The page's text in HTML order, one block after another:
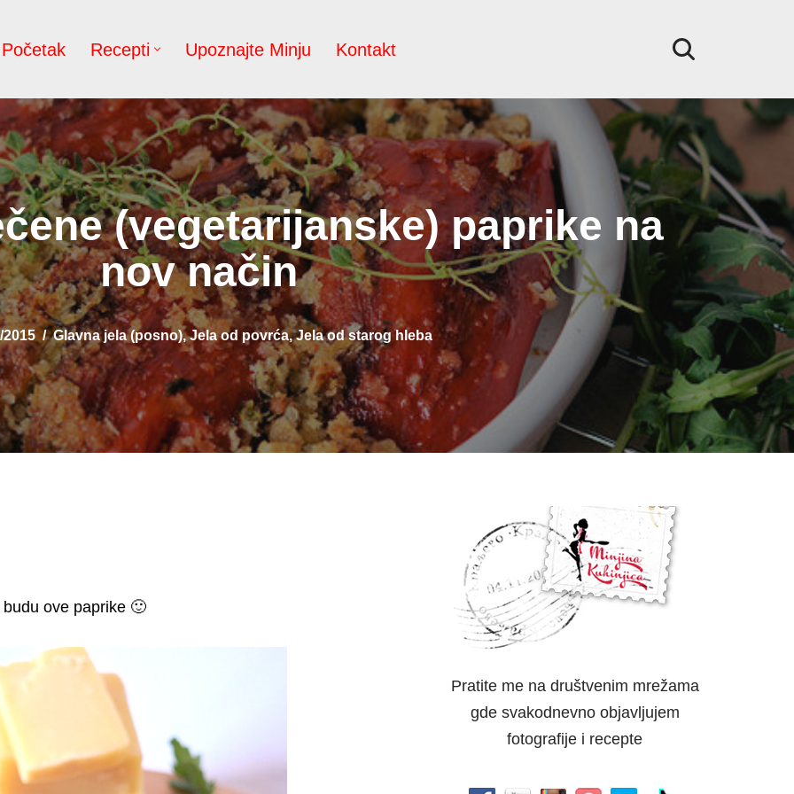
Početak Recepti Upoznajte Minju Kontakt
(vegetarijanske) paprike na
nov način
2015 Glavna jela (posno),Jela od povrća,Jela od starog hleba
ove paprike 🙂
Pratite me na društvenim mrežama
gde svakodnevno objavljujem
fotografije i recepte